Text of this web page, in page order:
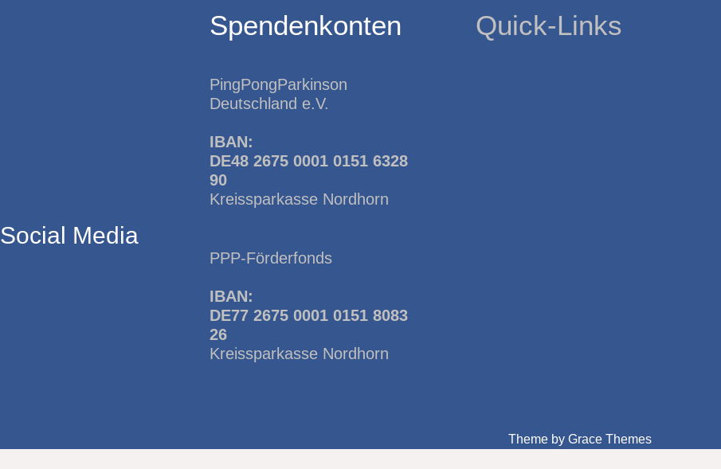
Social Media
Spendenkonten
PingPongParkinson
Deutschland e.V.
IBAN:
DE48 2675 0001 0151 6328
90
Kreissparkasse Nordhorn
PPP-Förderfonds
IBAN:
DE77 2675 0001 0151 8083
26
Kreissparkasse Nordhorn
Quick-Links
Theme by Grace Themes